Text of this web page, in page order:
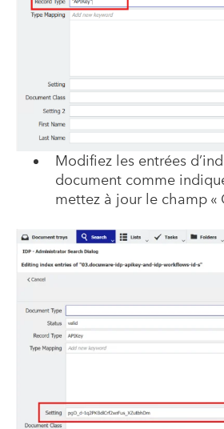
Modifiez les entrées
document comme
mettez à jour le champ «